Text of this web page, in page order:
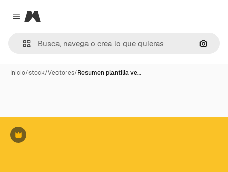
Close menu
Magnific
Inicio/stock/Vectores/Resumen plantilla ve…
Premium